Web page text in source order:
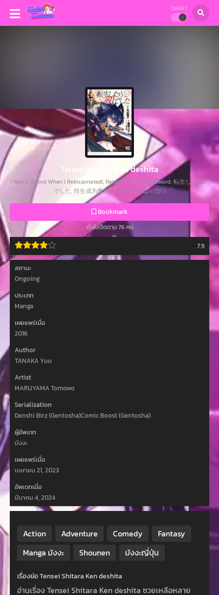
DARK?
Tensei Shitara Ken deshita
I Was a Sword When I Reincarnated!, Reincarnated as a Sword, 転生したら剣
でした, 转生成为魔剑, 전생했더니 검이었다
Bookmark
กำลังติดตาม 76 คน
7.9
สถานะ
Ongoing
ประเภท
Manga
เผยแพร่เมื่อ
2016
Author
TANAKA Yuu
Artist
MARUYAMA Tomowo
Serialization
Denshi Birz (Gentosha)Comic Boost (Gentosha)
ผู้อัพเดท
มังงะ
เผยแพร่เมื่อ
เมษายน 21, 2023
อัพเดทเมื่อ
มีนาคม 4, 2024
Action Adventure Comedy
Fantasy
Manga มังงะ
Shounen มังงะญี่ปุ่น
เรื่องย่อ Tensei Shitara Ken deshita
อ่านเรื่อง Tensei Shitara Ken deshita ซวยเหลือหลาย